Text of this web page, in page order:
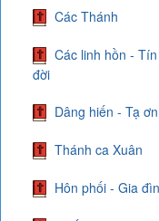
Các Thánh
Các linh hồn -
đời
Dâng hiến - Tạ ơn
Thánh ca Xuân
Hôn phối - Gia